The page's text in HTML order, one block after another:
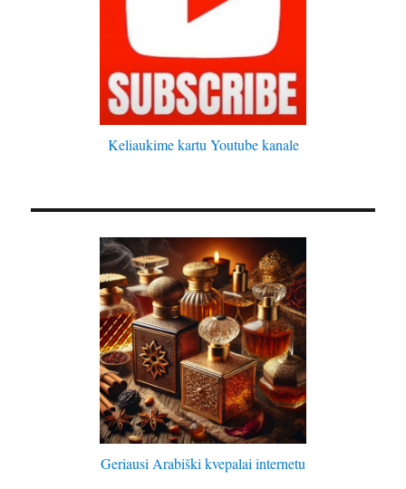
Keliaukime kartu Youtube kanale
Geriausi Arabiški kvepalai internetu